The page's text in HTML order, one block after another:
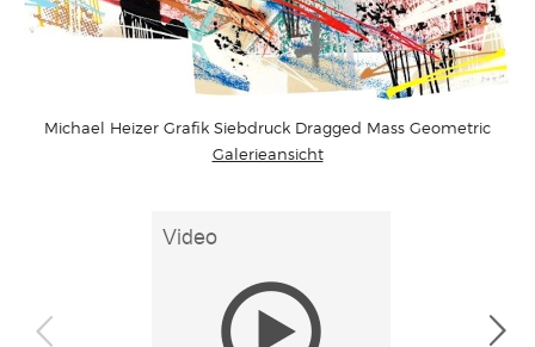
Michael Heizer Grafik Siebdruck Dragged Mass Geometric
Galerieansicht